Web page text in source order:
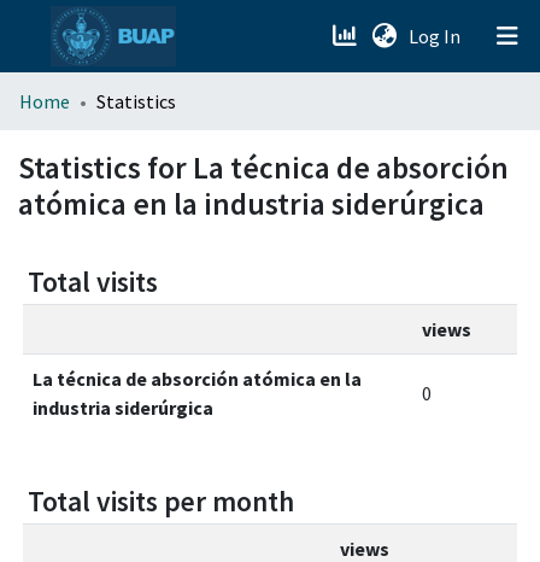
Log In (current)
menu.section.about_menu
All of DSpace
Home Statistics
Statistics for La técnica de absorción
atómica en la industria siderúrgica
Total visits
views
La técnica de absorción atómica en la
industria siderúrgica
0
Total visits per month
views